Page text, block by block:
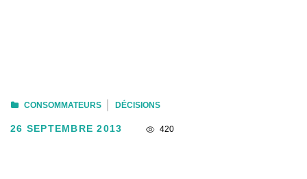
CONSOMMATEURS DÉCISIONS
26 SEPTEMBRE 2013 420